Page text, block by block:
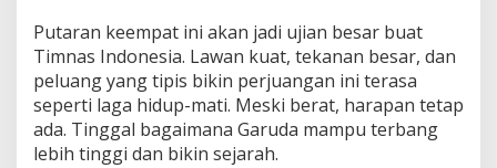
Putaran keempat ini akan jadi ujian besar buat
Timnas Indonesia. Lawan kuat, tekanan besar, dan
peluang yang tipis bikin perjuangan ini terasa
seperti laga hidup-mati. Meski berat, harapan tetap
ada. Tinggal bagaimana Garuda mampu terbang
lebih tinggi dan bikin sejarah.